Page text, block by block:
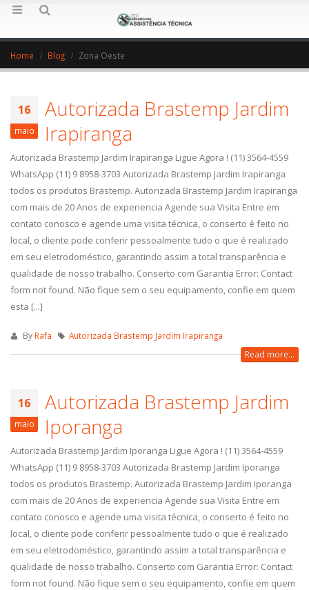
Home Blog Zona Oeste
16
maio
Autorizada Brastemp Jardim
Irapiranga
Autorizada Brastemp Jardim Irapiranga Ligue Agora ! (11) 3564-4559
WhatsApp (11) 9 8958-3703 Autorizada Brastemp Jardim Irapiranga
todos os produtos Brastemp. Autorizada Brastemp Jardim Irapiranga
com mais de 20 Anos de experiencia Agende sua Visita Entre em
contato conosco e agende uma visita técnica, o conserto é feito no
local, o cliente pode conferir pessoalmente tudo o que é realizado
em seu eletrodoméstico, garantindo assim a total transparência e
qualidade de nosso trabalho. Conserto com Garantia Error: Contact
form not found. Não fique sem o seu equipamento, confie em quem
esta [...]
By Rafa Autorizada Brastemp Jardim Irapiranga
Read more...
16
maio
Autorizada Brastemp Jardim
Iporanga
Autorizada Brastemp Jardim Iporanga Ligue Agora ! (11) 3564-4559
WhatsApp (11) 9 8958-3703 Autorizada Brastemp Jardim Iporanga
todos os produtos Brastemp. Autorizada Brastemp Jardim Iporanga
com mais de 20 Anos de experiencia Agende sua Visita Entre em
contato conosco e agende uma visita técnica, o conserto é feito no
local, o cliente pode conferir pessoalmente tudo o que é realizado
em seu eletrodoméstico, garantindo assim a total transparência e
qualidade de nosso trabalho. Conserto com Garantia Error: Contact
form not found. Não fique sem o seu equipamento, confie em quem